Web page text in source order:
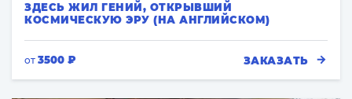
ЗДЕСЬ ЖИЛ ГЕНИЙ, ОТКРЫВШИЙ
КОСМИЧЕСКУЮ ЭРУ (НА АНГЛИЙСКОМ)
от 3500 ₽ ЗАКАЗАТЬ